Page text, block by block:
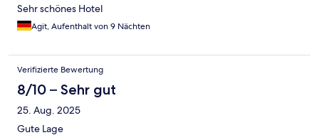
Sehr schönes Hotel
Agit, Aufenthalt von 9 Nächten
Verifizierte Bewertung
8/10 – Sehr gut
25. Aug. 2025
Gute Lage